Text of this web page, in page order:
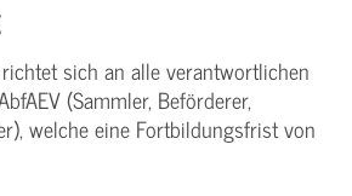
sich an alle verantwortlichen
(Sammler, Beförderer,
welche eine Fortbildungsfrist von